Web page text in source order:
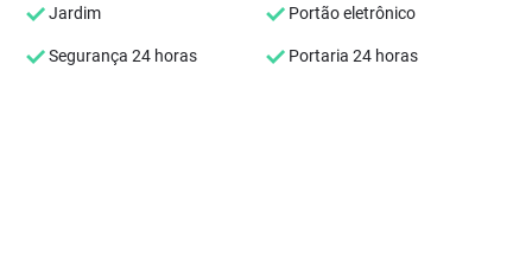
Jardim Portão eletrônico
Segurança 24 horas Portaria 24 horas